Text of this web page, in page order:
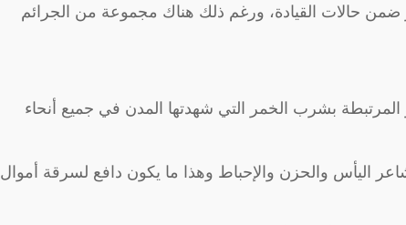
ضمن حالات القيادة، ورغم ذلك هناك مجموعة من الجرائم
بشرب الخمر التي شهدتها المدن في جميع أنحاء
اليأس والحزن والإحباط وهذا ما يكون دافع لسرقة أموال